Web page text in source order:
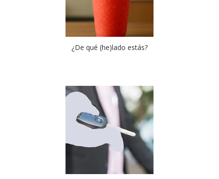
¿De qué (he)lado estás?